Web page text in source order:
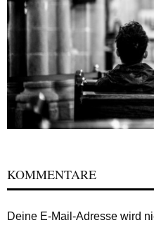
KOMMENTARE
Deine E-Mail-Adresse wird